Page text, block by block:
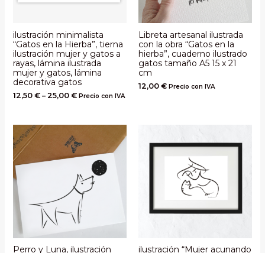
ilustración minimalista
“Gatos en la Hierba”, tierna
ilustración mujer y gatos a
rayas, lámina ilustrada
mujer y gatos, lámina
decorativa gatos
12,50 €– 25,00 € Precio con IVA
Libreta artesanal ilustrada
con la obra “Gatos en la
hierba”, cuaderno ilustrado
gatos tamaño A5 15 x 21
cm
12,00 € Precio con IVA
Perro y Luna, ilustración
ilustración “Mujer acunando